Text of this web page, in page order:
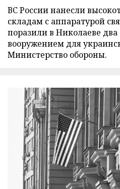
ВС России нанесли
складам с аппаратурой
поразили в Николаеве два
вооружением для
Министерство обороны.